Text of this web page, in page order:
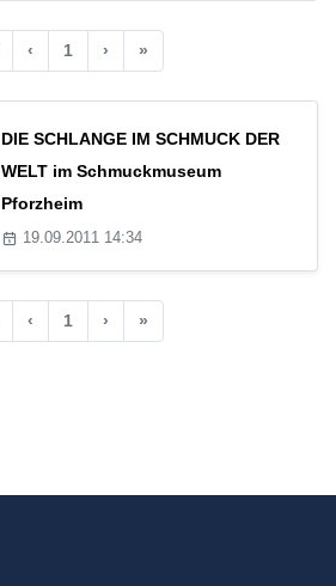
‹ 1 › »
DIE SCHLANGE IM SCHMUCK DER
WELT im Schmuckmuseum
Pforzheim
19.09.2011 14:34
‹ 1 › »